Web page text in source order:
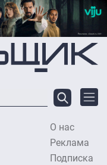
О нас
Реклама
Подписка